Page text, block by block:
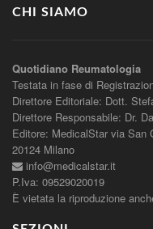
CHI SIAMO
Quotidiano Reumatologia
Testata in fase di
Direttore Editoriale: Dott.
Direttore Responsabile: Dr.
Editore: MedicalStar via San
20124 Milano
info@medicalstar.it
P.Iva: 09529020019
È vietata la riproduzione